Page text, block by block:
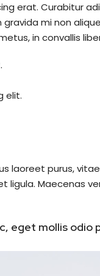
erat. Curabitur
mi non
in convallis
elit.
laoreet purus,
ligula. Maecenas
eget mollis odio